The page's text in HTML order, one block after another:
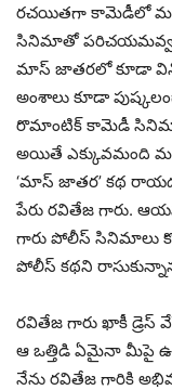
రచయితగా కామెడీలో
సినిమాతో
మాస్ జాతరలో కూడా
అంశాలు కూడా
రొమాంటిక్ కామెడీ
అయితే ఎక్కువమంది
‘మాస్ జాతర’ కథ
పేరు రవితేజ గారు.
గారు పోలీస్ సినిమాలు
పోలీస్ కథని
రవితేజ గారు ఖాకీ డ్రెస్
ఆ ఒత్తిడి ఏమైనా మీపై
నేను రవితేజ గారికి